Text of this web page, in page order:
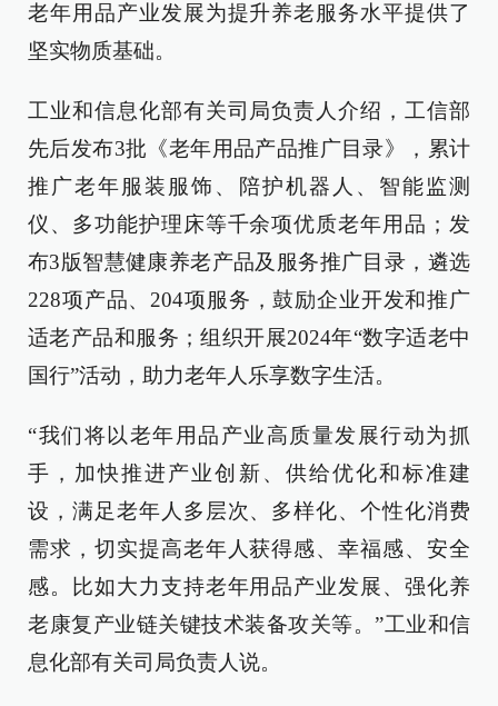
老年用品产业发展为提升养老服务水平提供了
坚实物质基础。
工业和信息化部有关司局负责人介绍，工信部
先后发布3批《老年用品产品推广目录》，累计
推广老年服装服饰、陪护机器人、智能监测
仪、多功能护理床等千余项优质老年用品；发
布3版智慧健康养老产品及服务推广目录，遴选
228项产品、204项服务，鼓励企业开发和推广
适老产品和服务；组织开展2024年“数字适老中
国行”活动，助力老年人乐享数字生活。
“我们将以老年用品产业高质量发展行动为抓
手，加快推进产业创新、供给优化和标准建
设，满足老年人多层次、多样化、个性化消费
需求，切实提高老年人获得感、幸福感、安全
感。比如大力支持老年用品产业发展、强化养
老康复产业链关键技术装备攻关等。”工业和信
息化部有关司局负责人说。